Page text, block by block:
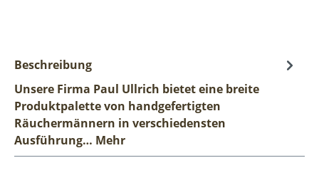
Beschreibung
Unsere Firma Paul Ullrich bietet eine breite
Produktpalette von handgefertigten
Räuchermännern in verschiedensten
Ausführung… Mehr